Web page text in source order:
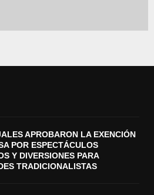
APROBARON LA EXENCIÓN
POR ESPECTÁCULOS
Y DIVERSIONES PARA
TRADICIONALISTAS